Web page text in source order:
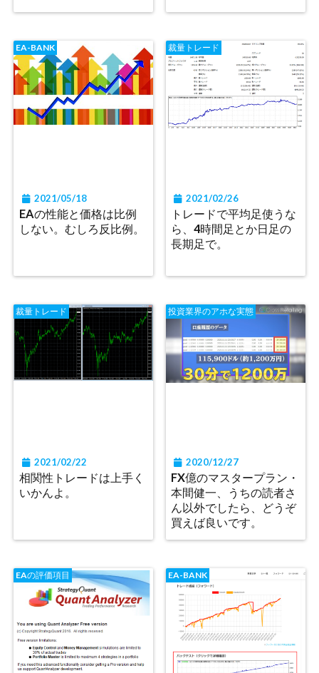
EA-BANK
2021/05/18
EAの性能と価格は比例
しない。むしろ反比例。
裁量トレード
2021/02/26
トレードで平均足使うな
ら、4時間足とか日足の
長期足で。
裁量トレード
2021/02/22
相関性トレードは上手く
いかんよ。
投資業界のアホな実態
2020/12/27
FX億のマスタープラン・
本間健一、うちの読者さ
ん以外でしたら、どうぞ
買えば良いです。
EAの評価項目 EA-BANK